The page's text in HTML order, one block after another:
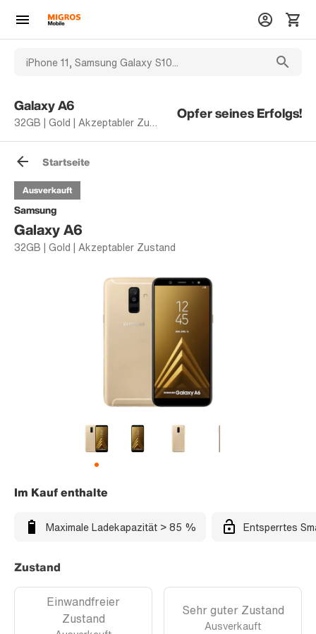
Galaxy A6
32GB | Gold | Akzeptabler Zustand
Opfer seines Erfolgs!
Startseite
Samsung
Galaxy A6
32GB | Gold | Akzeptabler Zustand
Ausverkauft
Im Kauf enthalte
Maximale Ladekapazität > 85 % Entsperrtes
Zustand
Einwandfreier
Zustand
Sehr guter Zustand
Ausverkauft